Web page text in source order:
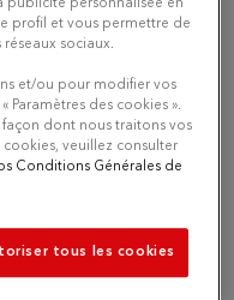
LYON
publicité personnalisée en
profil et vous permettre de
sociaux.
et/ou pour modifier vos
Paramètres des cookies ».
dont nous traitons vos
veuillez consulter
Conditions Générales de
tous les cookies